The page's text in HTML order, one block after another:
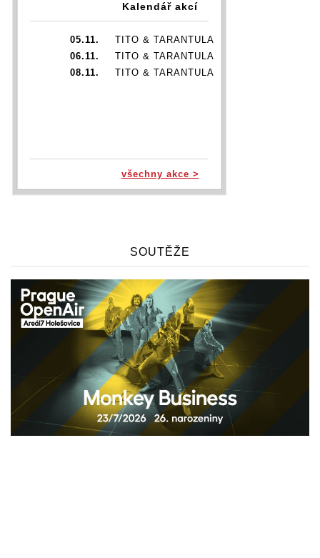
Kalendář akcí
05.11.
TITO & TARANTULA
06.11.
TITO & TARANTULA
08.11.
TITO & TARANTULA
všechny akce >
SOUTĚŽE